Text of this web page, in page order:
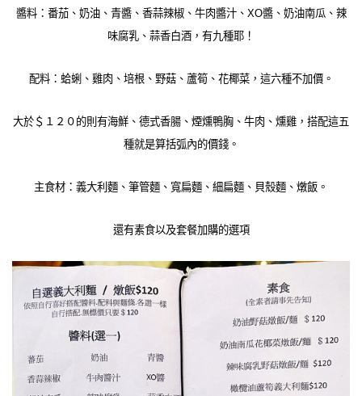
醬料：番茄、奶油、青醬、香蒜辣椒、牛肉醬汁、XO醬、奶油南瓜、辣
味腐乳、蒜香白酒，有九種耶！
配料：蛤蜊、雞肉、培根、野菇、蘆筍、花椰菜，這六種不加價。
大於＄１２０的則有海鮮、德式香腸、煙燻鴨胸、牛肉、燻雞，搭配這五
種就是算括弧內的價錢。
主食材：義大利麵、筆管麵、寬扁麵、細扁麵、貝殼麵、燉飯。
還有素食以及套餐加購的選項